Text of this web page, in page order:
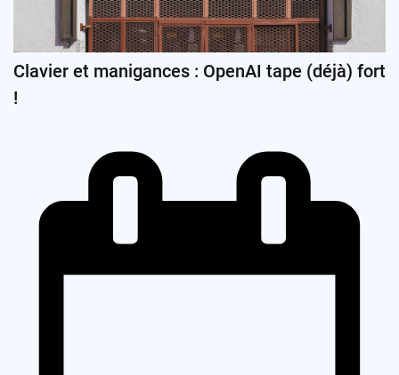
Clavier et manigances : OpenAI tape (déjà) fort
!